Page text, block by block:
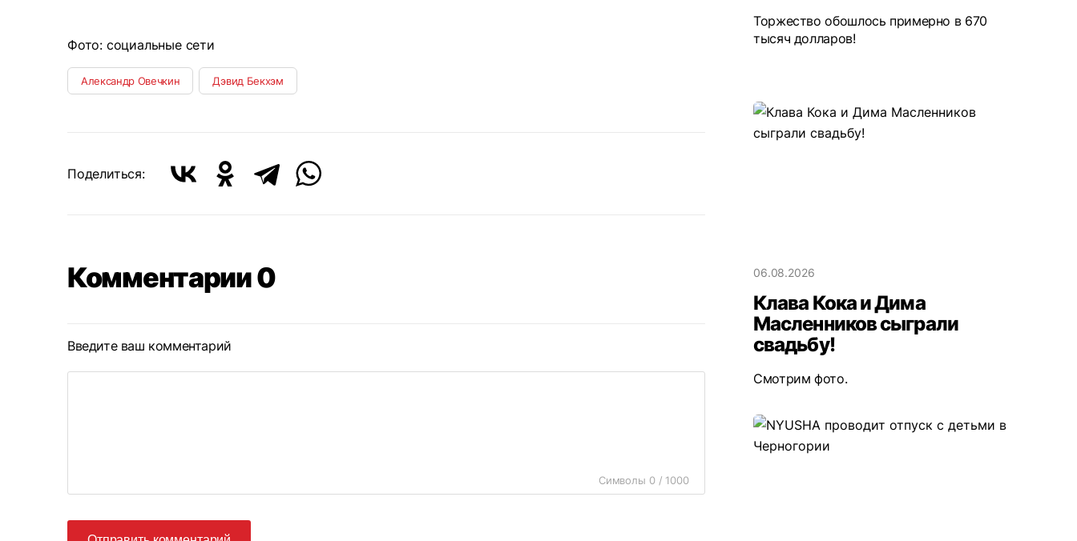
Фото: социальные сети
Александр Овечкин Дэвид Бекхэм
Поделиться:
Комментарии 0
Введите ваш комментарий
Символы 0 / 1000
Торжество обошлось примерно в 670
тысяч долларов!
06.08.2026
Клава Кока и Дима
Масленников сыграли
свадьбу!
Смотрим фото.